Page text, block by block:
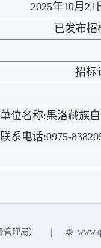
2025年10月21
已发布招
招标
单位名称:果洛藏族
联系电话:0975-
理局）